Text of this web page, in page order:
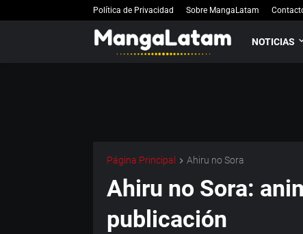
Política de Privacidad Sobre MangaLatam
NOTICIAS
Página Principal Ahiru no Sora
Ahiru no Sora:
publicación